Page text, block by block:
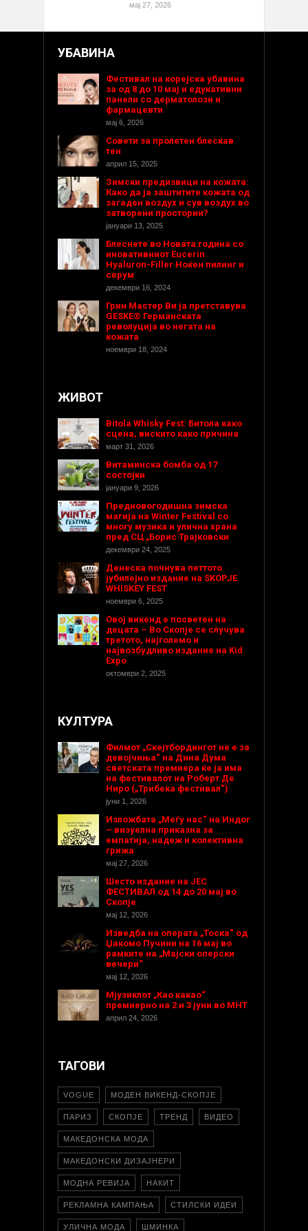
мај 27, 2026
УБАВИНА
Фестивал на корејска убавина
за од 8 до 10 мај и едукативни
панели со дерматолози и
фармацевти
мај 6, 2026
Совети за пролетен блескав
тен
април 15, 2025
Зимски предизвици на кожата:
Како да ја заштитите кожата од
загаден воздух и сув воздух во
затворени простории?
јануари 13, 2025
Блеснете во Новата година со
иновативниот Eucerin
Hyaluron-Filler Ноќен пилинг и
серум
декември 16, 2024
Грин Мастер Ви ја претставува
GESKE® Германската
револуција во негата на
кожата
ноември 18, 2024
ЖИВОТ
Bitola Whisky Fest: Битола како
сцена, вискито како причина
март 31, 2026
Витаминска бомба од 17
состојки
јануари 9, 2026
Предновогодишнa зимска
магија на Winter Festival со
многу музика и улична храна
пред СЦ „Борис Трајковски
декември 24, 2025
Денеска почнува петтото
јубилејно издание на SKOPJE
WHISKEY FEST
ноември 6, 2025
Овој викенд е посветен на
децата – Во Скопје се случува
третото, најголемо и
највозбудливо издание на Kid
Expo
октомври 2, 2025
КУЛТУРА
Филмот „Скејтбордингот не е за
девојчиња“ на Дина Дума
светската премиера ќе ја има
на фестивалот на Роберт Де
Ниро („Трибека фестивал“)
јуни 1, 2026
Изложбата „Меѓу нас“ на Индог
– визуелна приказна за
емпатија, надеж и колективна
грижа
мај 27, 2026
Шесто издание на ЈЕС
ФЕСТИВАЛ од 14 до 20 мај во
Скопје
мај 12, 2026
Изведба на операта „Тоска“ од
Џакомо Пучини на 16 мај во
рамките на „Мајски оперски
вечери“
мај 12, 2026
Мјузиклот „Као какао“
премиерно на 2 и 3 јуни во МНТ
април 24, 2026
ТАГОВИ
VOGUE МОДЕН ВИКЕНД-СКОПЈЕ
ПАРИЗ СКОПЈЕ ТРЕНД ВИДЕО
МАКЕДОНСКА МОДА
МАКЕДОНСКИ ДИЗАЈНЕРИ
МОДНА РЕВИЈА НАКИТ
РЕКЛАМНА КАМПАЊА СТИЛСКИ ИДЕИ
УЛИЧНА МОДА ШМИНКА